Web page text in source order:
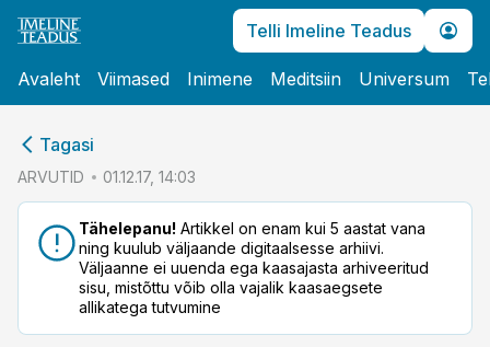
Telli Imeline Teadus
Avaleht Viimased Inimene Meditsiin Universum
Tagasi
ARVUTID 01.12.17, 14:03
Tähelepanu! Artikkel on enam kui 5 aastat vana
ning kuulub väljaande digitaalsesse arhiivi.
Väljaanne ei uuenda ega kaasajasta arhiveeritud
sisu, mistõttu võib olla vajalik kaasaegsete
allikatega tutvumine